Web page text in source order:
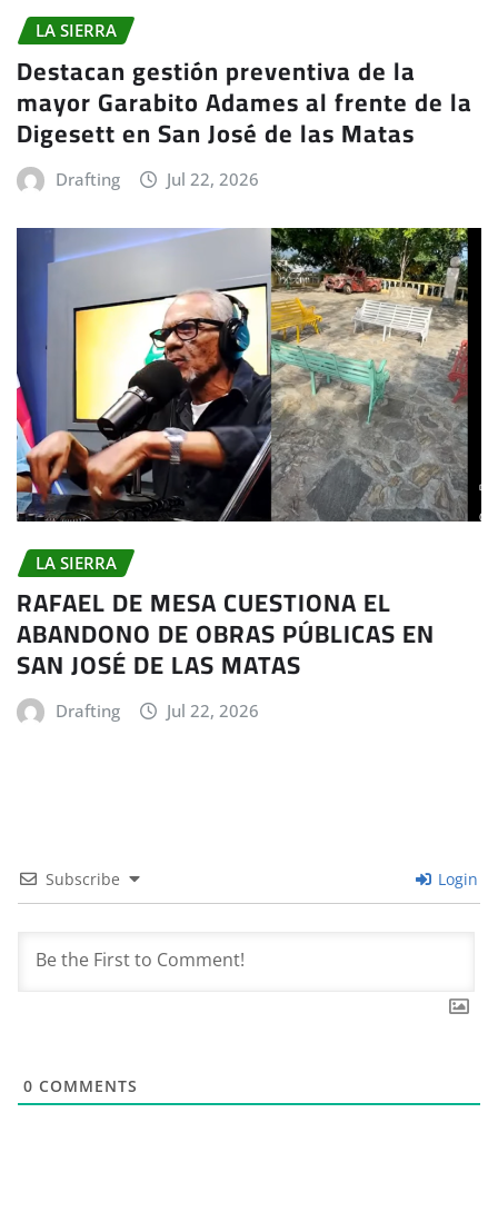
LA SIERRA
Destacan gestión preventiva de la
mayor Garabito Adames al frente de la
Digesett en San José de las Matas
Drafting Jul 22, 2026
LA SIERRA
RAFAEL DE MESA CUESTIONA EL
ABANDONO DE OBRAS PÚBLICAS EN
SAN JOSÉ DE LAS MATAS
Drafting Jul 22, 2026
Subscribe Login
0 COMMENTS